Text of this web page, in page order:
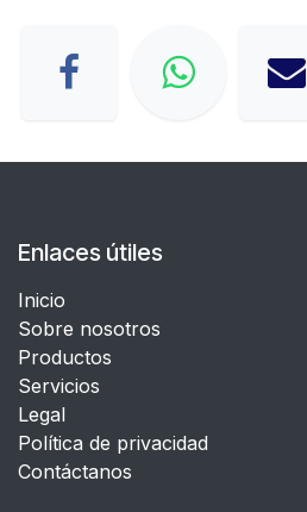
Enlaces útiles
Inicio
Sobre nosotros
Productos
Servicios
Legal
​Política de privacidad
Contáctanos